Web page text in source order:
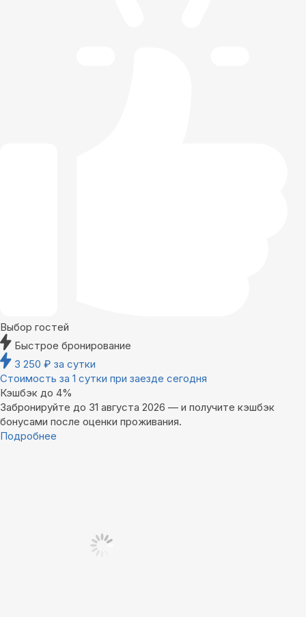
Выбор гостей
Быстрое бронирование
3 250 ₽ за сутки
Стоимость за 1 сутки при заезде сегодня
Кэшбэк до 4%
Забронируйте до 31 августа 2026 — и получите кэшбэк
бонусами после оценки проживания.
Подробнее